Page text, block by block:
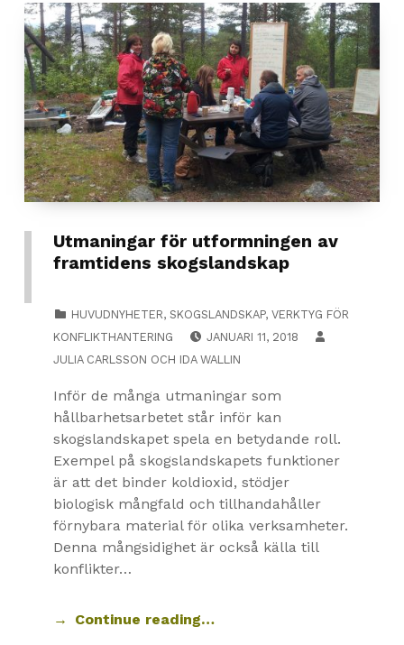
Utmaningar för utformningen av
framtidens skogslandskap
HUVUDNYHETER, SKOGSLANDSKAP, VERKTYG FÖR
KONFLIKTHANTERING
JANUARI 11, 2018
JULIA CARLSSON OCH IDA WALLIN
Inför de många utmaningar som
hållbarhetsarbetet står inför kan
skogslandskapet spela en betydande roll.
Exempel på skogslandskapets funktioner
är att det binder koldioxid, stödjer
biologisk mångfald och tillhandahåller
förnybara material för olika verksamheter.
Denna mångsidighet är också källa till
konflikter…
Continue reading…